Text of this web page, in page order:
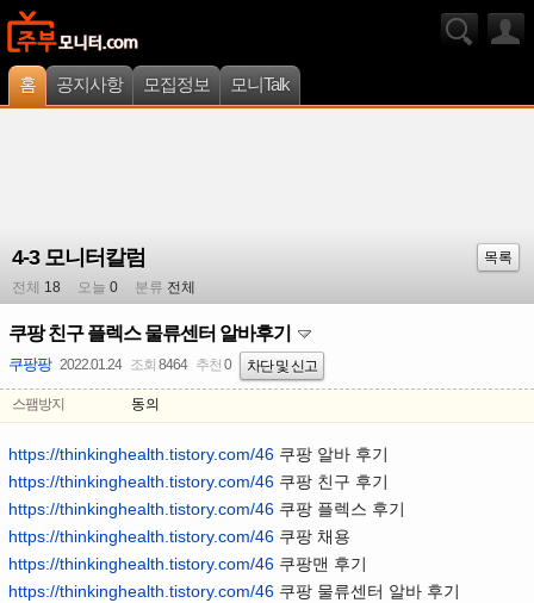
홈 공지사항 모집정보 모니Talk
4-3 모니터칼럼
목록
전체 18 오늘 0 분류 전체
쿠팡 친구 플렉스 물류센터 알바후기
쿠팡팡 2022.01.24 조회 8464 추천 0 차단 및 신고
스팸방지 동의
https://thinkinghealth.tistory.com/46 쿠팡 알바 후기
https://thinkinghealth.tistory.com/46 쿠팡 친구 후기
https://thinkinghealth.tistory.com/46 쿠팡 플렉스 후기
https://thinkinghealth.tistory.com/46 쿠팡 채용
https://thinkinghealth.tistory.com/46 쿠팡맨 후기
https://thinkinghealth.tistory.com/46 쿠팡 물류센터 알바 후기